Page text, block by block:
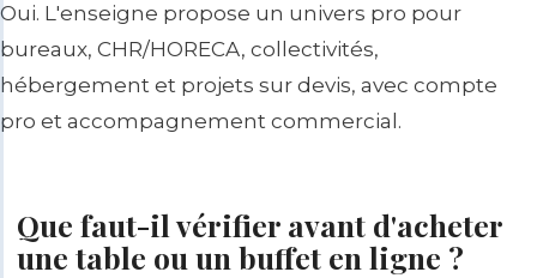
Oui. L'enseigne propose un univers pro pour
bureaux, CHR/HORECA, collectivités,
hébergement et projets sur devis, avec compte
pro et accompagnement commercial.
Que faut-il vérifier avant d'acheter
une table ou un buffet en ligne ?